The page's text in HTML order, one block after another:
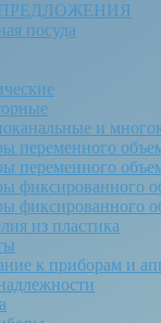
посуда
и
переменного
переменного
фиксированного
фиксированного
из пластика
к приборам и